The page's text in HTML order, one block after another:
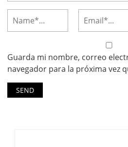
Guarda mi nombre, correo
navegador para la próxima vez